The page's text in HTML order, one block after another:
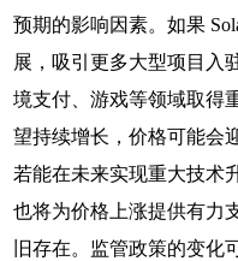
预期的影响因素。如果
展，吸引更多大型项目入
境支付、游戏等领域取得
望持续增长，价格可能会
若能在未来实现重大技术
也将为价格上涨提供有力
旧存在。监管政策的变化